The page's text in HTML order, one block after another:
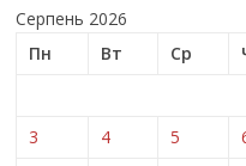
Серпень 2026
Пн
Вт Ср
3
4 5